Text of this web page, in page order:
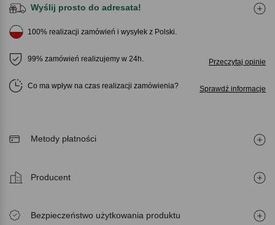
Wyślij prosto do adresata!
100% realizacji zamówień i wysyłek z Polski.
99% zamówień realizujemy w 24h. Przeczytaj opinie
Co ma wpływ na czas realizacji zamówienia Sprawdź informacje
Metody płatności
Producent
Bezpieczeństwo użytkowania produktu